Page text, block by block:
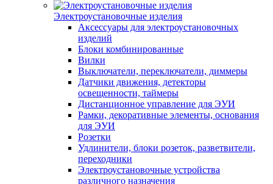
Электроустановочные изделия
Аксессуары для электроустановочных
изделий
Блоки комбинированные
Вилки
Выключатели, переключатели, диммеры
Датчики движения, детекторы
освещенности, таймеры
Дистанционное управление для ЭУИ
Рамки, декоративные элементы, основания
для ЭУИ
Розетки
Удлинители, блоки розеток, разветвители,
переходники
Электроустановочные устройства
различного назначения